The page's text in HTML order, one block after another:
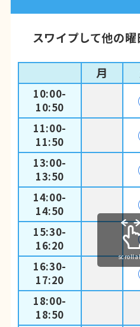
スワイプして他の
月
10:00-
10:50
11:00-
11:50
13:00-
13:50
14:00-
14:50
15:30-
16:20
16:30-
17:20
18:00-
18:50